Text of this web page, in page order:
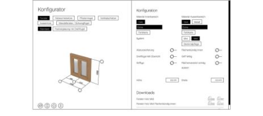
Huber Fenster-Trình cấu hình
cửa 3D cho nhà sản xuất cao
cấp tại Thụy Sĩ